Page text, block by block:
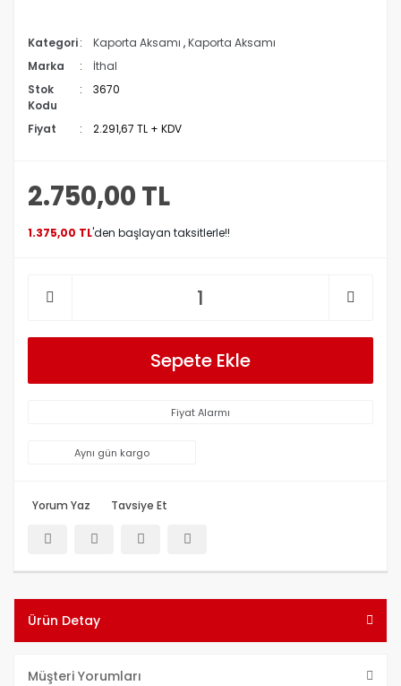
Kategori Kaporta Aksamı ,Kaporta Aksamı
Marka
İthal
Stok
Kodu
3670
Fiyat 2.291,67 TL + KDV
2.750,00 TL
1.375,00 TL'den başlayan taksitlerle!!
Sepete Ekle
Fiyat Alarmı
Aynı gün kargo
Yorum Yaz Tavsiye Et
Ürün Detay
Müşteri Yorumları